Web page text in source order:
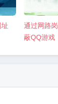
通过网路
蔽QQ游戏